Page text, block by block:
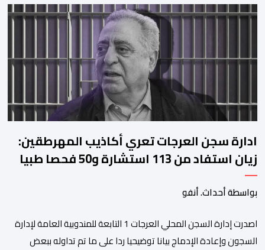
على منصات التواصل الاجتماعي، مصحوبا بعبارة “الرحلة مستمرة”، في
إشارة إلى رغبة الإدارة في الحفاظ على ركائز الفريق والتعزيز من
ادارة سجن العرجات تعري أكاذيب المهرطقين:
زيان استفاد من 113 استشارة و50 فحصا طبيا
بواسطة أحداث. أنفو
اصدرت إدارة السجن المحلي العرجات 1 التابعة للمندوبية العامة لإدارة
السجون وإعادة الإدماج بيانا توضيحيا ردا على ما تم تداوله ببعض